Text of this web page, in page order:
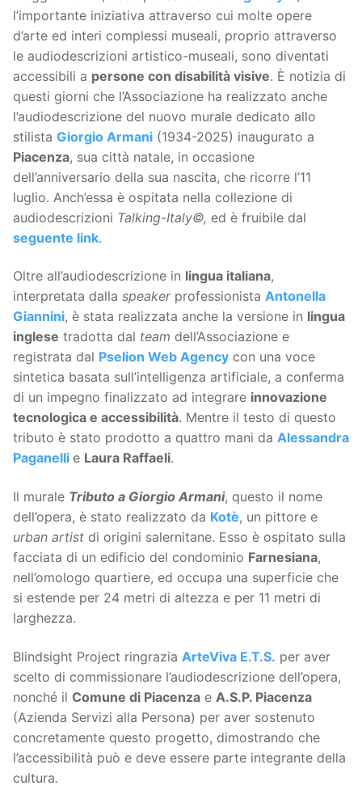
l’importante iniziativa attraverso cui molte opere
d’arte ed interi complessi museali, proprio attraverso
le audiodescrizioni artistico-museali, sono diventati
accessibili a persone con disabilità visive. È notizia di
questi giorni che l’Associazione ha realizzato anche
l’audiodescrizione del nuovo murale dedicato allo
stilista Giorgio Armani (1934-2025) inaugurato a
Piacenza, sua città natale, in occasione
dell’anniversario della sua nascita, che ricorre l’11
luglio. Anch’essa è ospitata nella collezione di
audiodescrizioni Talking-Italy©, ed è fruibile dal
seguente link.
Oltre all’audiodescrizione in lingua italiana,
interpretata dalla speakerprofessionista Antonella
Giannini, è stata realizzata anche la versione in lingua
inglese tradotta dal team dell’Associazione e
registrata dal Pselion Web Agency con una voce
sintetica basata sull’intelligenza artificiale, a conferma
di un impegno finalizzato ad integrare innovazione
tecnologica e accessibilità. Mentre il testo di questo
tributo è stato prodotto a quattro mani da Alessandra
Paganelli e Laura Raffaeli.
Il murale Tributo a Giorgio Armani, questo il nome
dell’opera, è stato realizzato da Kotè, un pittore e
urban artist di origini salernitane. Esso è ospitato sulla
facciata di un edificio del condominio Farnesiana,
nell’omologo quartiere, ed occupa una superficie che
si estende per 24 metri di altezza e per 11 metri di
larghezza.
Blindsight Project ringrazia ArteViva E.T.S. per aver
scelto di commissionare l’audiodescrizione dell’opera,
nonché il Comune di Piacenza e A.S.P. Piacenza
(Azienda Servizi alla Persona) per aver sostenuto
concretamente questo progetto, dimostrando che
l’accessibilità può e deve essere parte integrante della
cultura.